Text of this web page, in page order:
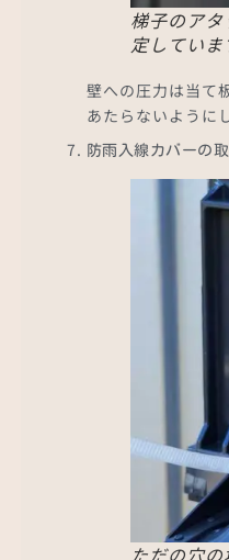
梯子のア
定していま
壁への圧力は当て
あたらないように
防雨入線カバーの
ただの穴